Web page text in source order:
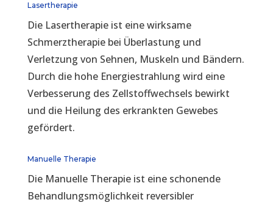
Lasertherapie
Die Lasertherapie ist eine wirksame
Schmerztherapie bei Überlastung und
Verletzung von Sehnen, Muskeln und Bändern.
Durch die hohe Energiestrahlung wird eine
Verbesserung des Zellstoffwechsels bewirkt
und die Heilung des erkrankten Gewebes
gefördert.
Manuelle Therapie
Die Manuelle Therapie ist eine schonende
Behandlungsmöglichkeit reversibler